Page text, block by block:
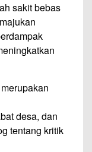
sakit bebas
desa, dan
tentang kritik